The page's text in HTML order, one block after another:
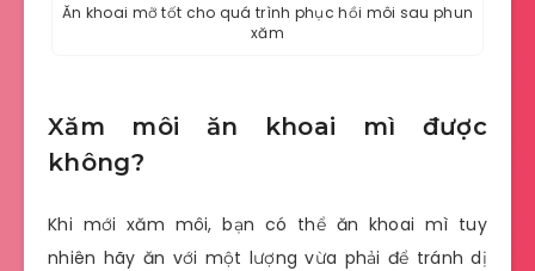
Ăn khoai mỡ tốt cho quá trình phục hồi môi sau phun
xăm
Xăm môi ăn khoai mì được
không?
Khi mới xăm môi, bạn có thể ăn khoai mì tuy
nhiên hãy ăn với một lượng vừa phải để tránh dị